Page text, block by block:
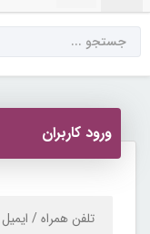
ورود کاربران